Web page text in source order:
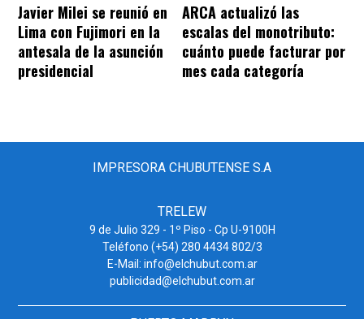
Javier Milei se reunió en
Lima con Fujimori en la
antesala de la asunción
presidencial
ARCA actualizó las
escalas del monotributo:
cuánto puede facturar por
mes cada categoría
IMPRESORA CHUBUTENSE S.A
TRELEW
9 de Julio 329 - 1º Piso - Cp U-9100H
Teléfono (+54) 280 4434 802/3
E-Mail: info@elchubut.com.ar
publicidad@elchubut.com.ar